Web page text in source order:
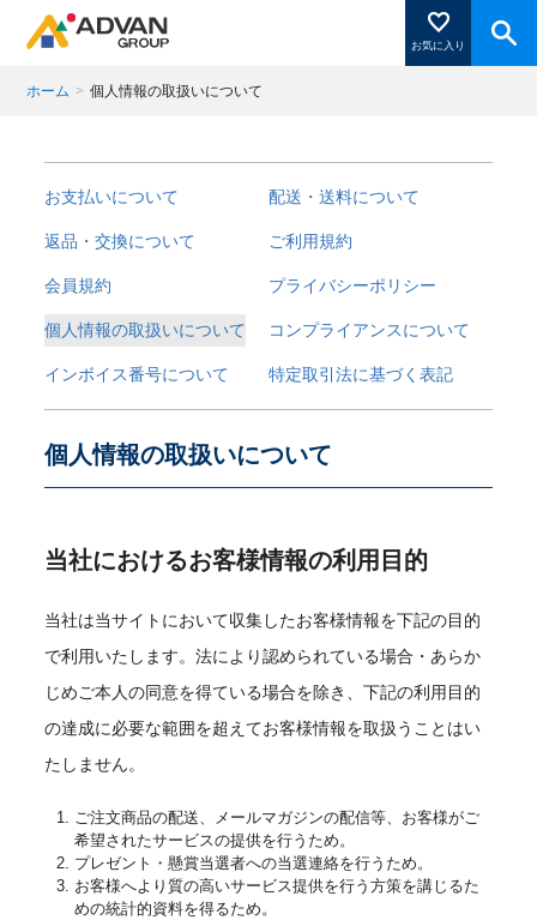
お気に入り
閉じる
ホーム > 個人情報の取扱いについて
お支払いについて 配送・送料について
返品・交換について ご利用規約
会員規約 プライバシーポリシー
個人情報の取扱いについて コンプライアンスについて
インボイス番号について 特定取引法に基づく表記
個人情報の取扱いについて
当社におけるお客様情報の利用目的
当社は当サイトにおいて収集したお客様情報を下記の目的
で利用いたします。法により認められている場合・あらか
じめご本人の同意を得ている場合を除き、下記の利用目的
の達成に必要な範囲を超えてお客様情報を取扱うことはい
たしません。
ご注文商品の配送、メールマガジンの配信等、お客様がご
希望されたサービスの提供を行うため。
プレゼント・懸賞当選者への当選連絡を行うため。
お客様へより質の高いサービス提供を行う方策を講じるた
めの統計的資料を得るため。